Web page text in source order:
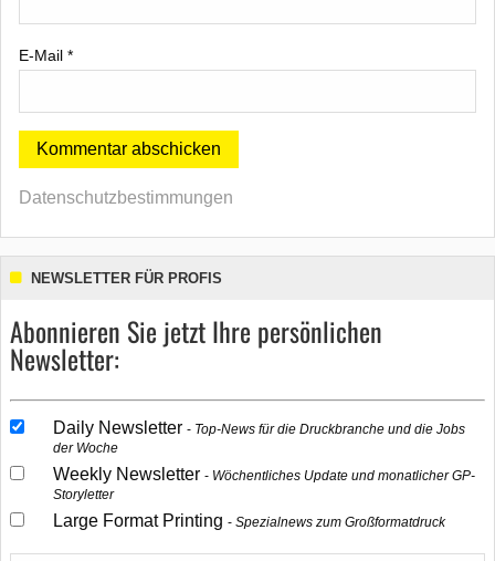
E-Mail *
Datenschutzbestimmungen
NEWSLETTER FÜR PROFIS
Abonnieren Sie jetzt Ihre persönlichen
Newsletter:
Daily Newsletter
Top-News für die Druckbranche und die Jobs
der Woche
Weekly Newsletter
Wöchentliches Update und monatlicher GP-
Storyletter
Large Format Printing Spezialnews zum Großformatdruck